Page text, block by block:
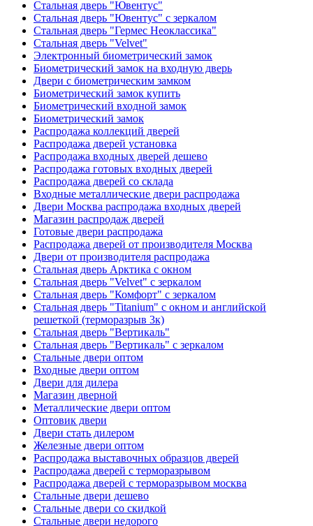
Стальная дверь "Ювентус"
Стальная дверь "Ювентус" с зеркалом
Стальная дверь "Гермес Неоклассика"
Стальная дверь "Velvet"
Электронный биометрический замок
Биометрический замок на входную дверь
Двери с биометрическим замком
Биометрический замок купить
Биометрический входной замок
Биометрический замок
Распродажа коллекций дверей
Распродажа дверей установка
Распродажа входных дверей дешево
Распродажа готовых входных дверей
Распродажа дверей со склада
Входные металлические двери распродажа
Двери Москва распродажа входных дверей
Магазин распродаж дверей
Готовые двери распродажа
Распродажа дверей от производителя Москва
Двери от производителя распродажа
Стальная дверь Арктика с окном
Стальная дверь "Velvet" с зеркалом
Стальная дверь "Комфорт" с зеркалом
Стальная дверь "Titanium" с окном и английской
решеткой (терморазрыв 3к)
Стальная дверь "Вертикаль"
Стальная дверь "Вертикаль" с зеркалом
Стальные двери оптом
Входные двери оптом
Двери для дилера
Магазин дверной
Металлические двери оптом
Оптовик двери
Двери стать дилером
Железные двери оптом
Распродажа выставочных образцов дверей
Распродажа дверей с терморазрывом
Распродажа дверей с терморазрывом москва
Стальные двери дешево
Стальные двери со скидкой
Стальные двери недорого